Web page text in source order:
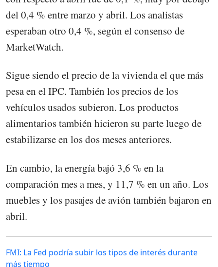
del 0,4 % entre marzo y abril. Los analistas
esperaban otro 0,4 %, según el consenso de
MarketWatch.
Sigue siendo el precio de la vivienda el que más
pesa en el IPC. También los precios de los
vehículos usados subieron. Los productos
alimentarios también hicieron su parte luego de
estabilizarse en los dos meses anteriores.
En cambio, la energía bajó 3,6 % en la
comparación mes a mes, y 11,7 % en un año. Los
muebles y los pasajes de avión también bajaron en
abril.
FMI: La Fed podría subir los tipos de interés durante
más tiempo